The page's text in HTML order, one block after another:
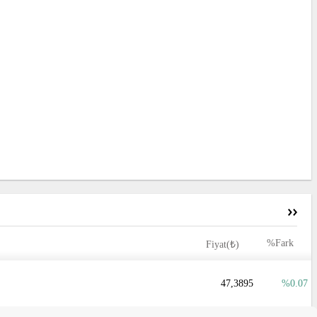
Fiyat(₺) %Fark
47,3895 0.07